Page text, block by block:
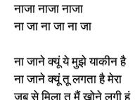
नाजा नाजा नाजा
ना जा ना जा ना जा
ना जाने क्यूं ये मुझे याकीन है
ना जाने क्यूं तू लगता है मेरा
जब से मिला तू मैं खोने लगी हूं